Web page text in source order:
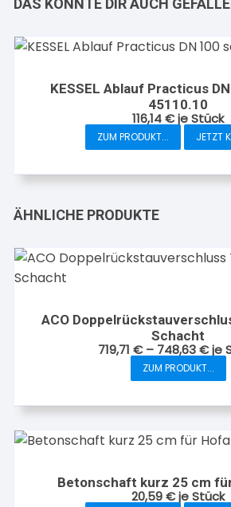
DAS KÖNNTE DIR AUCH
KESSEL Ablauf Practicus
45110.10
116,14€je Stück
ZUM PRODUKT... JETZT
ÄHNLICHE PRODUKTE
ACO
Schacht
719,71€– 748,63€je
ZUM PRODUKT...
Betonschaft kurz 25 cm
20,59€je Stück